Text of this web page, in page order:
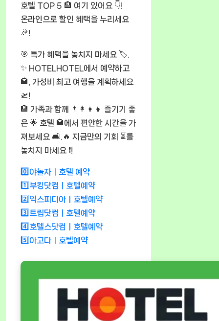
호텔 TOP 5 🏨 여기 있어요 👇!
온라인으로 할인 혜택을 누리세요
🎉!
🎯 특가 혜택을 놓치지 마세요 🏷️.
✨ HOTELHOTEL에서 예약하고
🏩, 가성비 최고 여행을 계획하세요
🛫!
🏨 가족과 함께 👨‍👩‍👧‍👦 즐기기 좋
은 🌟 호텔 🏩에서 편안한 시간을 가
져보세요 🛋️.🔥 지금만의 기회 ⏳를
놓치지 마세요 ❗!
0️⃣야놀자ㅣ호텔 예약
1️⃣부킹닷컴ㅣ호텔예약
2️⃣익스피디아ㅣ호텔예약
3️⃣트립닷컴ㅣ호텔예약
4️⃣호텔스닷컴ㅣ호텔예약
5️⃣아고다ㅣ호텔예약